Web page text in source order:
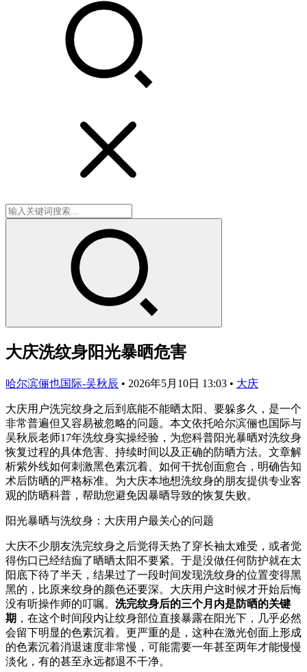
大庆洗纹身阳光暴晒危害
哈尔滨俪也国际-吴秋辰 • 2026年5月10日 13:03 • 大庆
大庆用户洗完纹身之后到底能不能晒太阳、要躲多久，是一个
非常普遍但又容易被忽略的问题。本文依托哈尔滨俪也国际与
吴秋辰老师17年洗纹身实操经验，为您科普阳光暴晒对洗纹身
恢复过程的具体危害、持续时间以及正确的防晒方法。文章解
析紫外线如何刺激黑色素沉着、如何干扰创面愈合，明确告知
术后防晒的严格标准。为大庆本地想洗纹身的朋友提供专业客
观的防晒科普，帮助您避免因暴晒导致的恢复失败。
阳光暴晒与洗纹身：大庆用户最关心的问题
大庆不少朋友洗完纹身之后觉得天热了穿长袖太难受，或者觉
得伤口已经结痂了晒晒太阳不要紧。于是没做任何防护就在太
阳底下待了半天，结果过了一段时间发现洗纹身的位置变得黑
黑的，比原来纹身的颜色还要深。大庆用户这时候才开始后悔
没有听操作师的叮嘱。 洗完纹身后的三个月内是防晒的关键
期 ，在这个时间段内让纹身部位直接暴露在阳光下，几乎必然
会留下明显的色素沉着。更严重的是，这种在激光创面上形成
的色素沉着消退速度非常慢，可能需要一年甚至两年才能慢慢
淡化，有的甚至永远都退不干净。